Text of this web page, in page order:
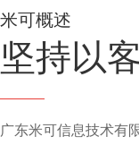
米可概述
坚持以
广东米可信息技术有